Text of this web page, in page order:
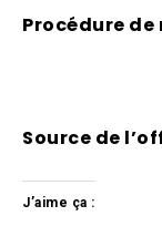
Procédure de
Source de
J’aime ça :